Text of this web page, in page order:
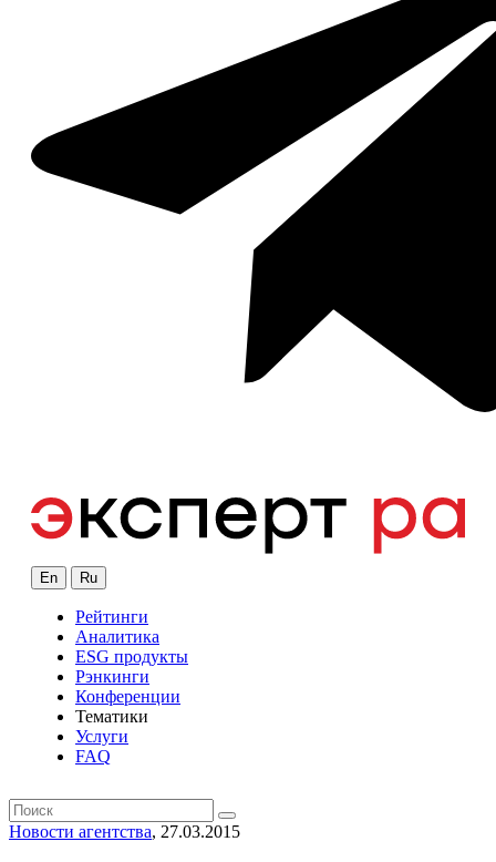
En Ru
Рейтинги
Аналитика
ESG продукты
Рэнкинги
Конференции
Тематики
Услуги
FAQ
Новости агентства, 27.03.2015